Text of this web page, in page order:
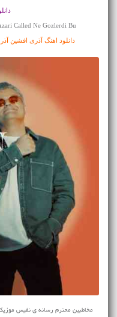
Called Ne Gozlerdi Bu
دانلود اهنگ آذری افشین
مخاطبین محترم رسانه ی نفیس